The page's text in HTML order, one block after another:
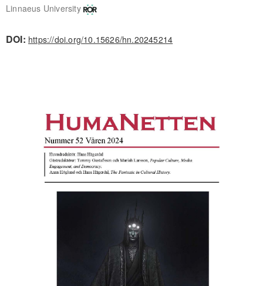
Linnaeus University
DOI: https://doi.org/10.15626/hn.20245214